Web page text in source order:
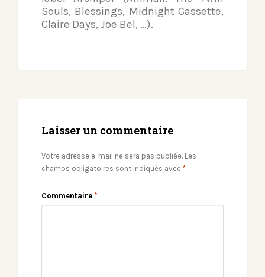
Souls, Blessings, Midnight Cassette,
Claire Days, Joe Bel, …).
Laisser un commentaire
Votre adresse e-mail ne sera pas publiée. Les
champs obligatoires sont indiqués avec *
Commentaire *